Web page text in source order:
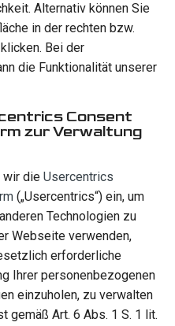
Alternativ können Sie
in der rechten bzw.
Bei der
die Funktionalität unserer
Consent
zur Verwaltung
wir die Usercentrics
(„Usercentrics“) ein, um
Technologien zu
Webseite verwenden,
erforderliche
Ihrer personenbezogenen
einzuholen, zu verwalten
gemäß Art. 6 Abs. 1 S. 1 lit.